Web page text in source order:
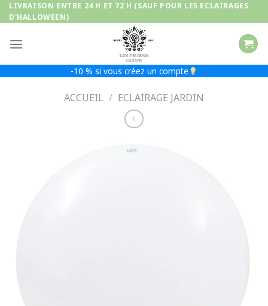
Passer
au
LIVRAISON ENTRE 24 H ET 72 H (SAUF POUR LES ECLAIRAGES
D'HALLOWEEN)
-10 % si vous créez un compte
ACCUEIL / ECLAIRAGE JARDIN